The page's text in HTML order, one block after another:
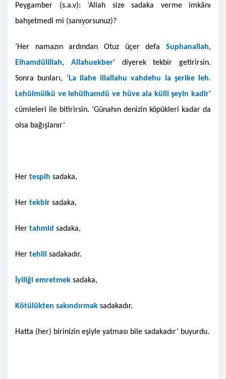
Peygamber (s.a.v): ‘Allah size sadaka verme imkânı
bahşetmedi mi (sanıyorsunuz)?
‘Her namazın ardından Otuz üçer defa Suphanallah,
Elhamdülillah, Allahuekber’ diyerek tekbir getirirsin.
Sonra bunları, ‘ La ilahe illallahu vahdehu la şerike leh.
Lehülmülkü ve lehülhamdü ve hüve ala külli şeyin kadir’
cümleleri ile bitirirsin. ‘Günahın denizin köpükleri kadar da
olsa bağışlanır’
Her tespih sadaka,
Her tekbir sadaka,
Her tahmid sadaka,
Her tehlil sadakadır.
İyiliği emretmek sadaka,
Kötülükten sakındırmak sadakadır.
Hatta (her) birinizin eşiyle yatması bile sadakadır’ buyurdu.